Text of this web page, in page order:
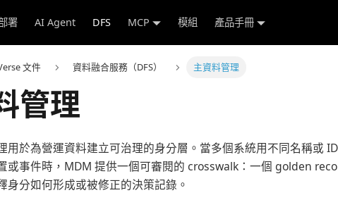
署 AI Agent DFS MCP 模組 產品手冊
文件 資料融合服務（DFS） 主資料管理
管理
用於為營運資料建立可治理的身分層。當多個系統用不同名稱或
或事件時，MDM 提供一個可審閱的 crosswalk：一個 golden
身分如何形成或被修正的決策記錄。